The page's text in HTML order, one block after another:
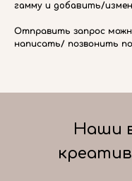
гамму и добавить/
Отправить запрос
написать/ позвонить по
Наши